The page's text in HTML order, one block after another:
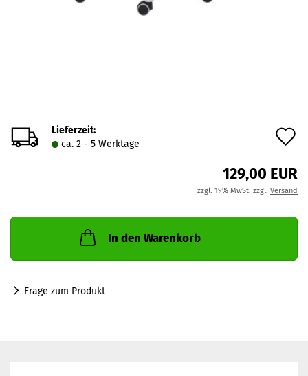
Lieferzeit:
ca. 2 - 5 Werktage
129,00 EUR
zzgl. 19% MwSt. zzgl. Versand
In den Warenkorb
Frage zum Produkt